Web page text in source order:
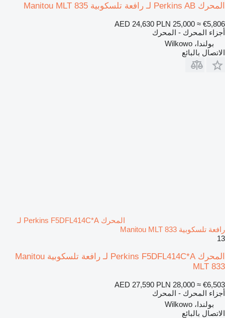
المحرك Perkins AB لـ رافعة تلسكوبية Manitou MLT 835
AED 24,630 PLN 25,000 ≈ €5,806
أجزاء المحرك - المحرك
بولندا، Wilkowo
الاتصال بالبائع
المحرك Perkins F5DFL414C*A لـ
رافعة تلسكوبية Manitou MLT 833
13
المحرك Perkins F5DFL414C*A لـ رافعة تلسكوبية Manitou
MLT 833
AED 27,590 PLN 28,000 ≈ €6,503
أجزاء المحرك - المحرك
بولندا، Wilkowo
الاتصال بالبائع